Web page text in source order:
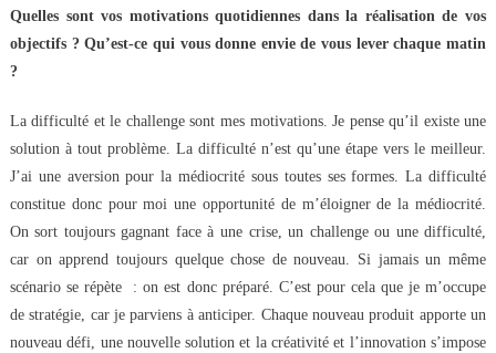
Quelles sont vos motivations quotidiennes dans la réalisation de vos
objectifs ? Qu’est-ce qui vous donne envie de vous lever chaque matin
?
La difficulté et le challenge sont mes motivations. Je pense qu’il existe une
solution à tout problème. La difficulté n’est qu’une étape vers le meilleur.
J’ai une aversion pour la médiocrité sous toutes ses formes. La difficulté
constitue donc pour moi une opportunité de m’éloigner de la médiocrité.
On sort toujours gagnant face à une crise, un challenge ou une difficulté,
car on apprend toujours quelque chose de nouveau. Si jamais un même
scénario se répète : on est donc préparé. C’est pour cela que je m’occupe
de stratégie, car je parviens à anticiper. Chaque nouveau produit apporte un
nouveau défi, une nouvelle solution et la créativité et l’innovation s’impose